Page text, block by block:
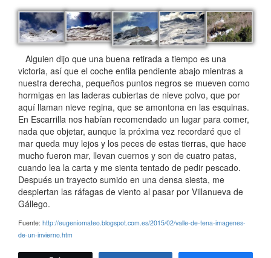
Alguien dijo que una buena retirada a tiempo es una
victoria, así que el coche enfila pendiente abajo mientras a
nuestra derecha, pequeños puntos negros se mueven como
hormigas en las laderas cubiertas de nieve polvo, que por
aquí llaman nieve regina, que se amontona en las esquinas.
En Escarrilla nos habían recomendado un lugar para comer,
nada que objetar, aunque la próxima vez recordaré que el
mar queda muy lejos y los peces de estas tierras, que hace
mucho fueron mar, llevan cuernos y son de cuatro patas,
cuando lea la carta y me sienta tentado de pedir pescado.
Después un trayecto sumido en una densa siesta, me
despiertan las ráfagas de viento al pasar por Villanueva de
Gállego.
Fuente: http://eugeniomateo.blogspot.com.es/2015/02/valle-de-tena-imagenes-
de-un-invierno.htm